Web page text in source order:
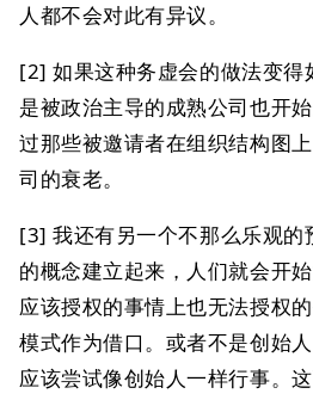
人都不会对此有异议。
[2] 如果这种务虚会的做法变得
是被政治主导的成熟公司也开
过那些被邀请者在组织结构图
司的衰老。
[3] 我还有另一个不那么乐观的
的概念建立起来，人们就会开
应该授权的事情上也无法授权
模式作为借口。或者不是创始
应该尝试像创始人一样行事。